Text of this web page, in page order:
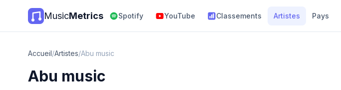
MusicMetrics Spotify YouTube Classements Artistes Pays
Accueil/Artistes/Abu music
Abu music